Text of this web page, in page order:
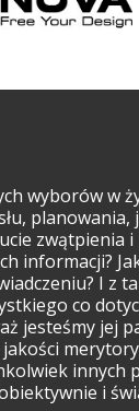
wyborów w
planowania,
zwątpienia
informacji?
I z
co
jesteśmy jej
innych
i